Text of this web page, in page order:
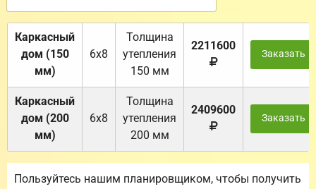
Каркасный
дом (150
мм)
6х8
Толщина
утепления
150 мм
2211600
Заказать
Каркасный
дом (200
мм)
6х8
Толщина
утепления
200 мм
2409600
Заказать
Пользуйтесь нашим планировщиком, чтобы получить